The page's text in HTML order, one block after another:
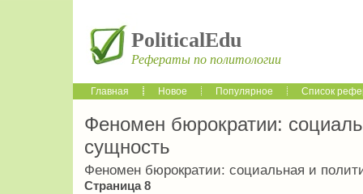
PoliticalEdu
Рефераты по политологии
Главная Новое Популярное Список
Феномен бюрократии:
сущность
Феномен бюрократии: социальная и
Страница 8